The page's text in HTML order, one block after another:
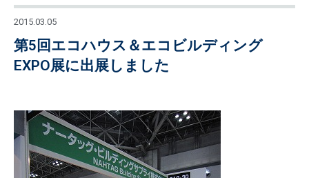
2015.03.05
第5回エコハウス＆エコビルディング
EXPO展に出展しました